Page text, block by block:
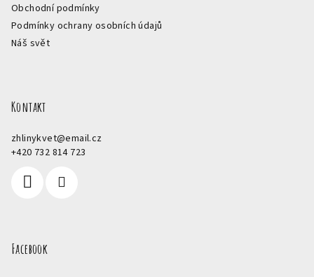
Obchodní podmínky
Podmínky ochrany osobních údajů
Náš svět
Kontakt
zhlinykvet@email.cz
+420 732 814 723
Facebook